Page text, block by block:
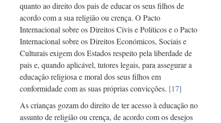
quanto ao direito dos pais de educar os seus filhos de
acordo com a sua religião ou crença. O Pacto
Internacional sobre os Direitos Civis e Políticos e o Pacto
Internacional sobre os Direitos Económicos, Sociais e
Culturais exigem dos Estados respeito pela liberdade de
pais e, quando aplicável, tutores legais, para assegurar a
educação religiosa e moral dos seus filhos em
conformidade com as suas próprias convicções. [17]
As crianças gozam do direito de ter acesso à educação no
assunto de religião ou crença, de acordo com os desejos